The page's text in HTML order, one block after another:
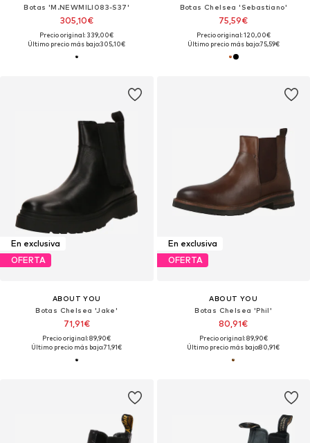
Botas 'M.NEWMILI083-S37'
305,10€
Precio original: 339,00€
Último precio más bajo:305,10€
Botas Chelsea 'Sebastiano'
75,59€
Precio original: 120,00€
Último precio más bajo:75,59€
En exclusiva
OFERTA
ABOUT YOU
Botas Chelsea 'Jake'
71,91€
Precio original: 89,90€
Último precio más bajo:71,91€
En exclusiva
OFERTA
ABOUT YOU
Botas Chelsea 'Phil'
80,91€
Precio original: 89,90€
Último precio más bajo:80,91€